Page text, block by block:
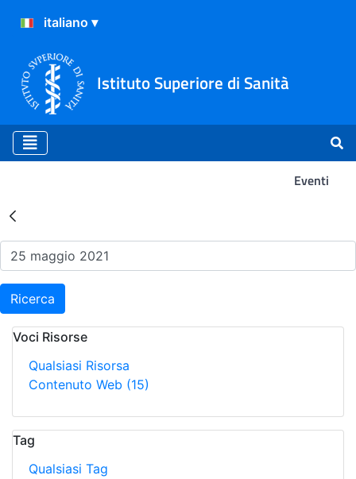
Istituto Superiore di Sanità
Eventi
Risultati della Ricerca -
Ricerca
Voci Risorse
Qualsiasi Risorsa
Contenuto Web (15)
Tag
Qualsiasi Tag